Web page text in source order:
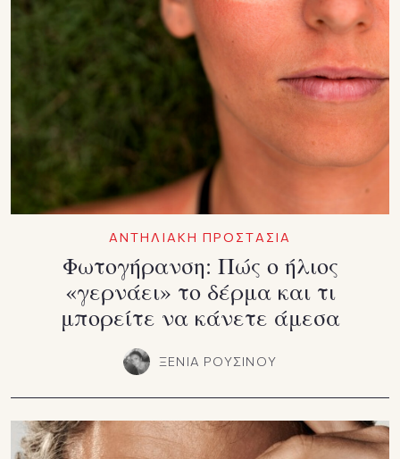
ΑΝΤΗΛΙΑΚΗ ΠΡΟΣΤΑΣΙΑ
Φωτογήρανση: Πώς ο ήλιος
«γερνάει» το δέρμα και τι
μπορείτε να κάνετε άμεσα
ΞΕΝΙΑ ΡΟΥΣΙΝΟΥ